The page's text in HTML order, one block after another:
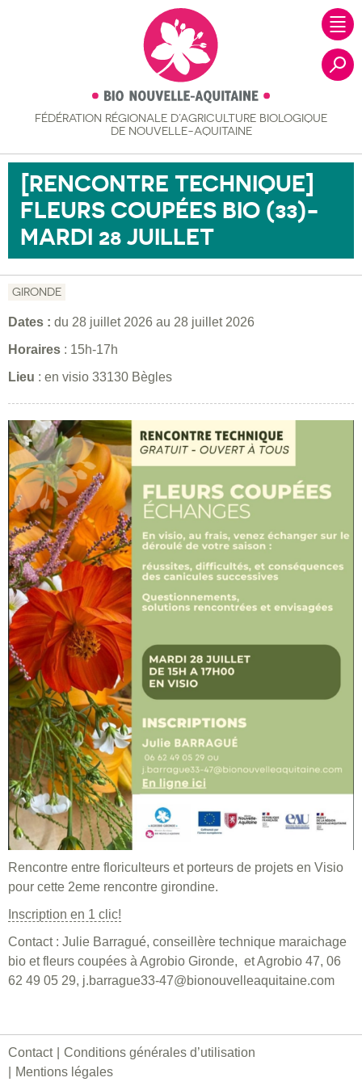
FÉDÉRATION RÉGIONALE D’AGRICULTURE BIOLOGIQUE
DE NOUVELLE-AQUITAINE
[RENCONTRE TECHNIQUE]
FLEURS COUPÉES BIO (33)-
MARDI 28 JUILLET
GIRONDE
Dates : du 28 juillet 2026 au 28 juillet 2026
Horaires : 15h-17h
Lieu : en visio 33130 Bègles
Rencontre entre floriculteurs et porteurs de projets en Visio
pour cette 2eme rencontre girondine.
Inscription en 1 clic!
Contact : Julie Barragué, conseillère technique maraichage
bio et fleurs coupées à Agrobio Gironde, et Agrobio 47, 06
62 49 05 29, j.barrague33-47@bionouvelleaquitaine.com
Contact
Conditions générales d’utilisation
Mentions légales